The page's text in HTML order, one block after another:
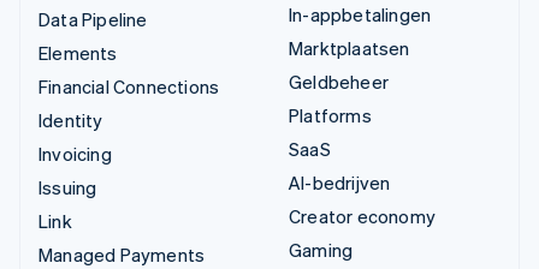
Data Pipeline
Elements
Financial Connections
Identity
Invoicing
Issuing
Link
Managed Payments
In-appbetalingen
Marktplaatsen
Geldbeheer
Platforms
SaaS
AI-bedrijven
Creator economy
Gaming